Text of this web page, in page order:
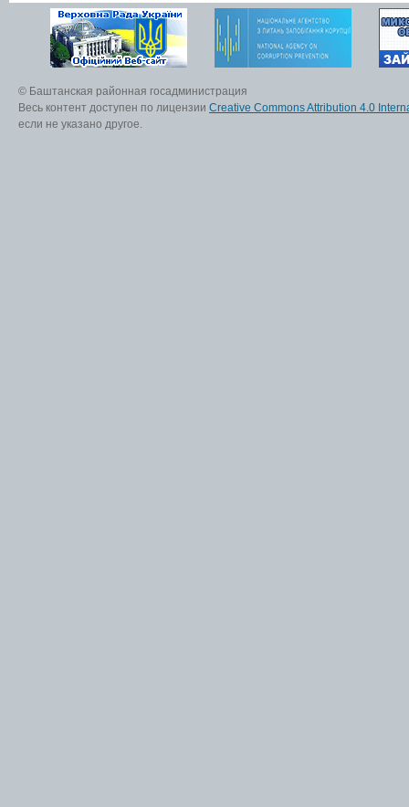
© Баштанская районная госадминистрация
Весь контент доступен по лицензии Creative Commons Attribution 4.0
если не указано другое.